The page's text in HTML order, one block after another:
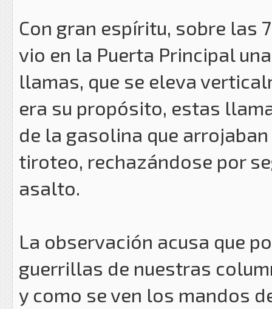
Con gran espíritu, sobre las
vio en la Puerta Principal
llamas, que se eleva
era su propósito, estas
de la gasolina que
tiroteo, rechazándose por
asalto.
La observación acusa que
guerrillas de nuestras
y como se ven los mandos